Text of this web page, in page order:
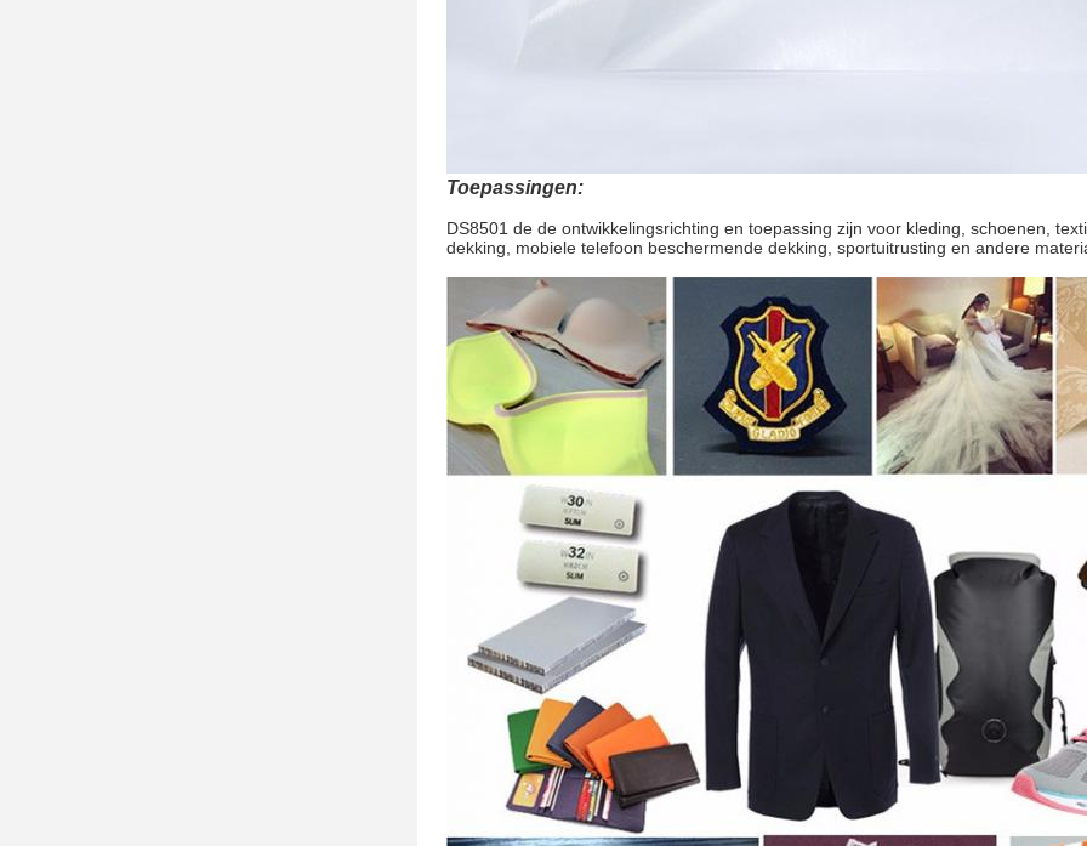
Toepassingen:
DS8501 de de ontwikkelingsrichting en toepassing zijn voor kleding, schoenen,
dekking, mobiele telefoon beschermende dekking, sportuitrusting en andere